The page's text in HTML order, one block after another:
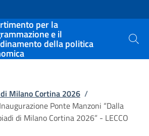
per la
e il
della politica Cerca
Milano Cortina 2026 /
Ponte Manzoni “Dalla
di Milano Cortina 2026” - LECCO